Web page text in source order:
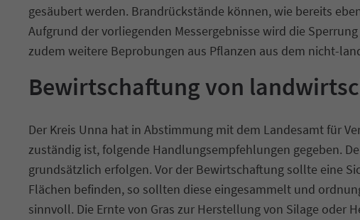
gesäubert werden. Brandrückstände können, wie bereits
Aufgrund der vorliegenden Messergebnisse wird die
zudem weitere Beprobungen aus Pflanzen aus dem nicht-
Bewirtschaftung von
Der Kreis Unna hat in Abstimmung mit dem Landesamt für
zuständig ist, folgende Handlungsempfehlungen gegeben.
grundsätzlich erfolgen. Vor der Bewirtschaftung sollte eine
Flächen befinden, so sollten diese eingesammelt und
sinnvoll. Die Ernte von Gras zur Herstellung von Silage